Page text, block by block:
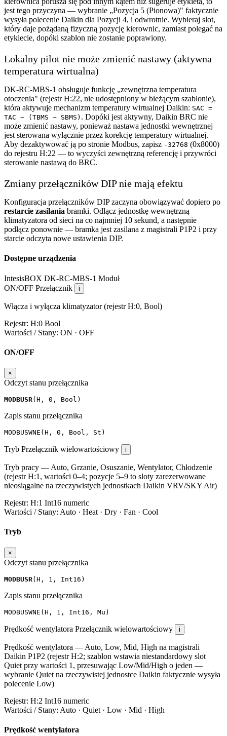
jest tego przyczyna — wybranie „Pozycja 5 (Pionowa)" faktycznie
wysyła polecenie Daikin dla Pozycji 4, i odwrotnie. Wybieraj slot,
który daje pożądaną fizyczną pozycję kierownic, zamiast polegać na
etykiecie, dopóki szablon nie zostanie poprawiony.
Lokalny pilot nie może zmienić nastawy (aktywna
temperatura wirtualna)
DK-RC-MBS-1 obsługuje funkcję „zewnętrzna temperatura
otoczenia" (rejestr H:22, nie udostępniony w bieżącym szablonie),
która aktywuje mechanizm temperatury wirtualnej Daikin: SAC =
TAC − (TBMS − SBMS) . Dopóki jest aktywny, Daikin BRC nie
może zmienić nastawy, ponieważ nastawa jednostki wewnętrznej
jest sterowana wyłącznie przez korekcję temperatury wirtualnej.
Aby dezaktywować ją po stronie Modbus, zapisz -32768 (0x8000)
do rejestru H:22 — to wyczyści zewnętrzną referencję i przywróci
sterowanie nastawą do BRC.
Zmiany przełączników DIP nie mają efektu
Konfiguracja przełączników DIP zaczyna obowiązywać dopiero po
restarcie zasilania bramki. Odłącz jednostkę wewnętrzną
klimatyzatora od sieci na co najmniej 10 sekund, a następnie
podłącz ponownie — bramka jest zasilana z magistrali P1P2 i przy
starcie odczyta nowe ustawienia DIP.
Dostępne urządzenia
IntesisBOX DK-RC-MBS-1 Moduł
ON/OFF Przełącznik i
Włącza i wyłącza klimatyzator (rejestr H:0, Bool)
Rejestr: H:0 Bool
Wartości / Stany: ON · OFF
ON/OFF
×
Odczyt stanu przełącznika
MODBUSR( H , 0 , Bool )
Zapis stanu przełącznika
MODBUSWNE ( H , 0 , Bool , St )
Tryb Przełącznik wielowartościowy i
Tryb pracy — Auto, Grzanie, Osuszanie, Wentylator, Chłodzenie
(rejestr H:1, wartości 0–4; pozycje 5–9 to sloty zarezerwowane
nieosiągalne na rzeczywistych jednostkach Daikin VRV/SKY Air)
Rejestr: H:1 Int16 numeric
Wartości / Stany: Auto · Heat · Dry · Fan · Cool
Tryb
×
Odczyt stanu przełącznika
MODBUSR ( H , 1 , Int16 )
Zapis stanu przełącznika
MODBUSWNE ( H , 1 , Int16 , Mu )
Prędkość wentylatora Przełącznik wielowartościowy i
Prędkość wentylatora — Auto, Low, Mid, High na magistrali
Daikin P1P2 (rejestr H:2; szablon wstawia niestandardowy slot
Quiet przy wartości 1, przesuwając Low/Mid/High o jeden —
wybranie Quiet na rzeczywistej jednostce Daikin faktycznie wysyła
polecenie Low)
Rejestr: H:2 Int16 numeric
Wartości / Stany: Auto · Quiet · Low · Mid · High
Prędkość wentylatora